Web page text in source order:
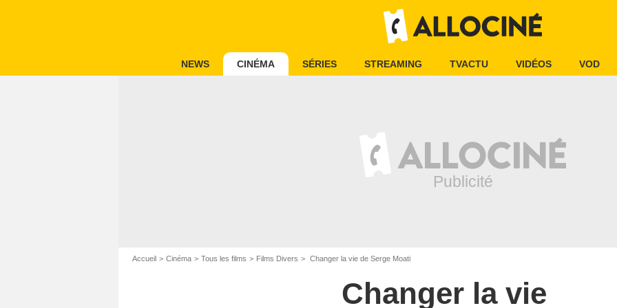
NEWS CINÉMA SÉRIES STREAMING TVACTU VIDÉOS VOD
Accueil Cinéma Tous les films Films Divers Changer la vie de Serge Moati
Changer la vie